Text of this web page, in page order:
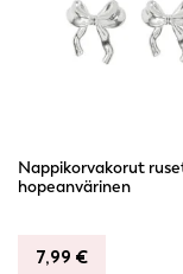
Nappikorvakorut
hopeanvärinen
7,99 €